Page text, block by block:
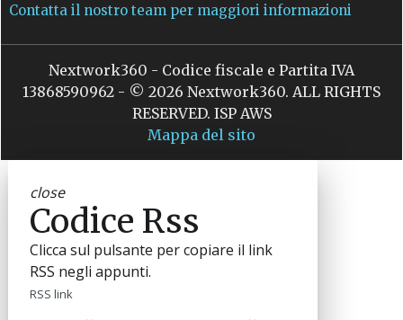
Contatta il nostro team per maggiori informazioni
Nextwork360 - Codice fiscale e Partita IVA
13868590962 - © 2026 Nextwork360. ALL RIGHTS
RESERVED. ISP AWS
Mappa del sito
close
Codice Rss
Clicca sul pulsante per copiare il link
RSS negli appunti.
RSS link